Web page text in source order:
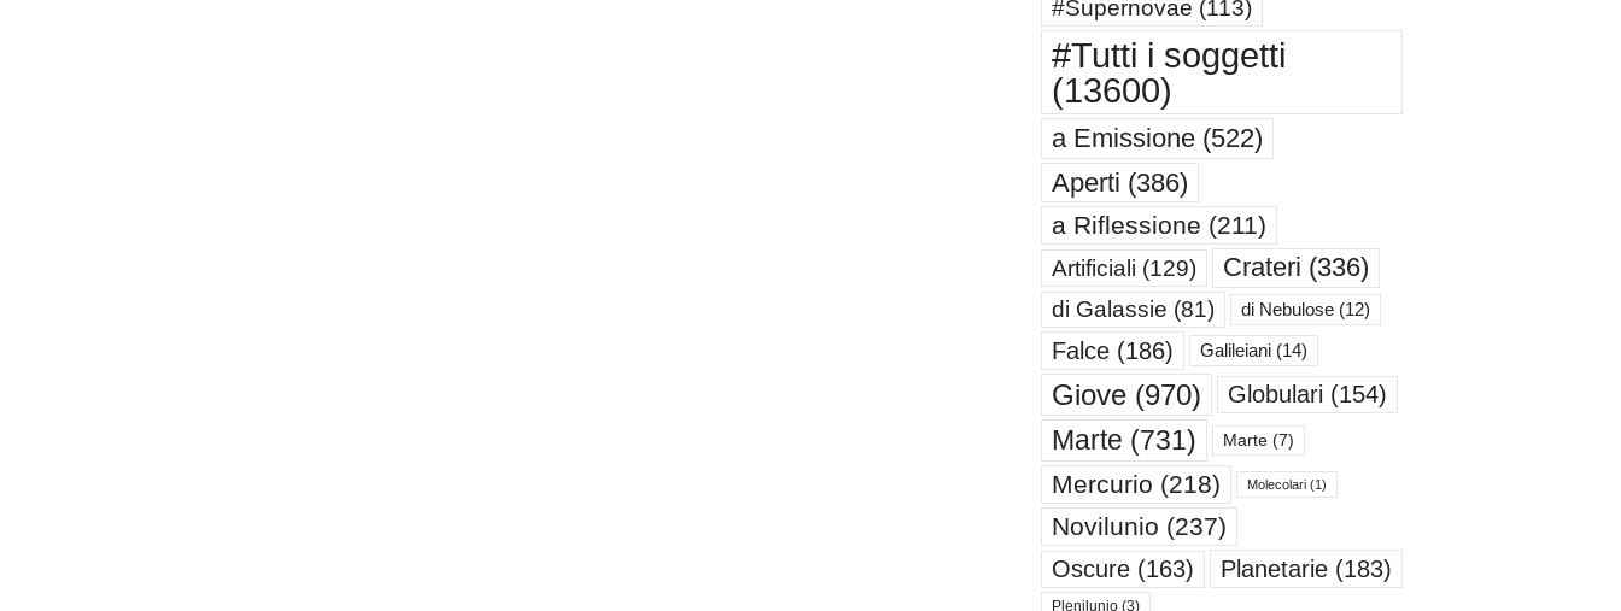
#Supernovae (113)
#Tutti i soggetti
(13600)
a Emissione(522)
Aperti (386)
a Riflessione (211)
Artificiali (129) Crateri (336)
di Galassie (81) di Nebulose(12)
Falce(186) Galileiani(14)
Giove(970) Globulari (154)
Marte (731) Marte(7)
Mercurio (218) Molecolari(1)
Novilunio (237)
Oscure(163) Planetarie(183)
Plenilunio(3)